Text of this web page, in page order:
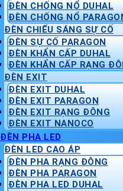
ĐÈN CHỐNG NỔ DUHAL
ĐÈN CHỐNG NỔ
ĐÈN CHIẾU SÁNG SỰ CỐ
ĐÈN SỰ CỐ PARAGON
ĐÈN KHẨN CẤP DUHAL
ĐÈN KHẨN CẤP RẠNG
ĐÈN EXIT
ĐÈN EXIT DUHAL
ĐÈN EXIT PARAGON
ĐÈN EXIT RẠNG ĐÔNG
ĐÈN EXIT NANOCO
ĐÈN PHA LED
ĐÈN LED CAO ÁP
ĐÈN PHA RẠNG ĐÔNG
ĐÈN PHA PARAGON
ĐÈN PHA LED DUHAL